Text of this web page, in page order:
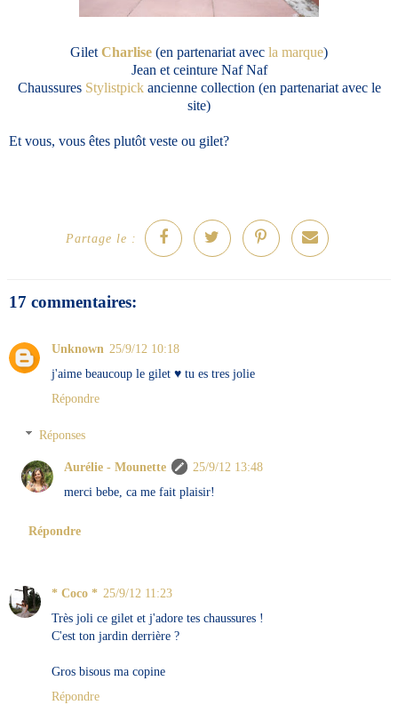
Gilet Charlise (en partenariat avec la marque)
Jean et ceinture Naf Naf
Chaussures Stylistpickancienne collection (en partenariat avec le
site)
Et vous, vous êtes plutôt veste ou gilet?
Partage le :
17 commentaires:
Unknown 25/9/12 10:18
j'aime beaucoup le gilet ♥ tu es tres jolie
Répondre
Réponses
Aurélie - Mounette
25/9/12 13:48
merci bebe, ca me fait plaisir!
Répondre
* Coco * 25/9/12 11:23
Très joli ce gilet et j'adore tes chaussures !
C'est ton jardin derrière ?
Gros bisous ma copine
Répondre